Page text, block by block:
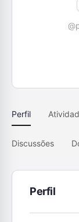
Perfil
Discussões
Perfil